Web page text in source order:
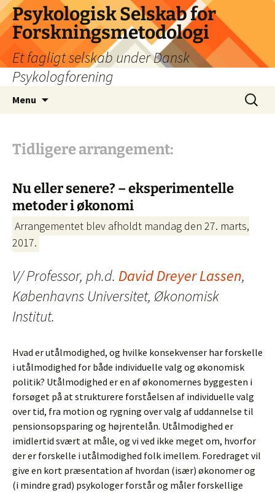
Psykologisk Selskab for
Forskningsmetodologi
Et fagligt selskab under Dansk
Psykologforening
Menu
Søg
efter:
Tidligere arrangement:
Nu eller senere? – eksperimentelle
metoder i økonomi
Arrangementet blev afholdt mandag den 27. marts,
2017.
V/ Professor, ph.d. David Dreyer Lassen,
Københavns Universitet, Økonomisk
Institut.
Hvad er utålmodighed, og hvilke konsekvenser har forskelle
i utålmodighed for både individuelle valg og økonomisk
politik? Utålmodighed er en af økonomernes byggesten i
forsøget på at strukturere forståelsen af individuelle valg
over tid, fra motion og rygning over valg af uddannelse til
pensionsopsparing og højrentelån. Utålmodighed er
imidlertid svært at måle, og vi ved ikke meget om, hvorfor
der er forskelle i utålmodighed folk imellem. Foredraget vil
give en kort præsentation af hvordan (især) økonomer og
(i mindre grad) psykologer forstår og måler forskellige